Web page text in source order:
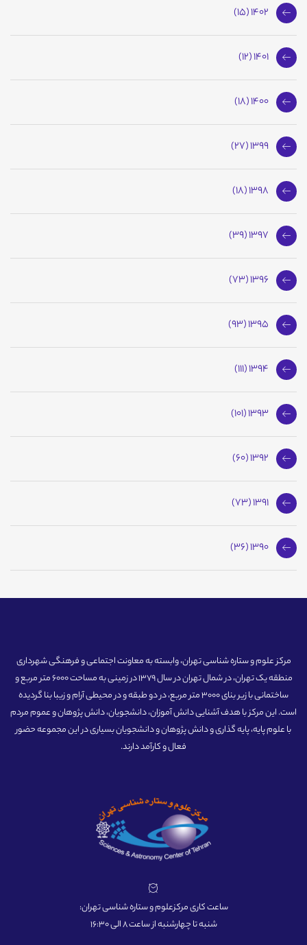
1402 (15)
1401 (12)
1400 (18)
1399 (27)
1398 (18)
1397 (39)
1396 (73)
1395 (93)
1394 (111)
1393 (101)
1392 (60)
1391 (73)
1390 (36)
مرکز علوم و ستاره شناسی تهران، وابسته به معاونت اجتماعی و فرهنگی شهرداری
منطقه یک تهران، در شمال تهران در سال 1379 در زمینی به مساحت 6000 متر مربع و
ساختمانی با زیر بنای 3000 متر مربع، در دو طبقه و در محیطی آرام و زیبا بنا گردیده
است. این مرکز با هدف آشنایی دانش آموزان، دانشجویان، دانش پژوهان و عموم مردم
با علوم پایه، پایه گذاری و دانش پژوهان و دانشجویان بسیاری در این مجموعه حضور
فعال و کارآمد دارند.
ساعت کاری مرکزعلوم و ستاره شناسی تهران:
شنبه تا چهارشنبه از ساعت 8 الی 16:30